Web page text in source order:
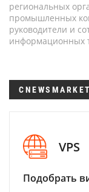
региональных
промышленных
руководители и
информационных
CNEWSMARKET
VPS
Подобрать